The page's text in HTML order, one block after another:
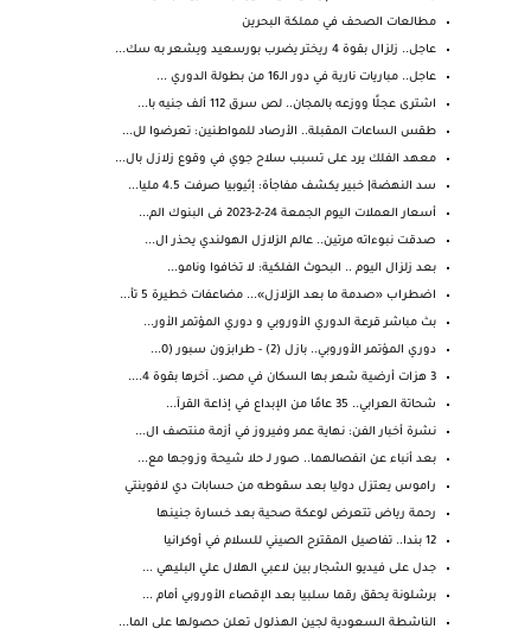
مطالعات الصحف في مملكة البحرين
عاجل.. زلزال بقوة 4 ريختر يضرب بورسعيد ويشعر به سك...
عاجل.. مباريات نارية في دور الـ16 من بطولة الدوري ...
اشترى عجلًا ووزعه بالمجان.. لص سرق 112 ألف جنيه با...
طقس الساعات المقبلة.. الأرصاد للمواطنين: تعرضوا لل...
معهد الفلك يرد على تسبب سلاح جوي في وقوع زلازل بال...
سد النهضة| خبير يكشف مفاجأة: إثيوبيا صرفت 4.5 مليا...
أسعار العملات اليوم الجمعة 24-2-2023 فى البنوك الم...
صدقت نبوءاته مرتين.. عالم الزلازل الهولندي يحذر ال...
بعد زلزال اليوم .. البحوث الفلكية: لا تخافوا ونامو...
اضطراب «صدمة ما بعد الزلازل»... مضاعفات خطيرة 5 تأ...
بث مباشر قرعة الدوري الأوروبي و دوري المؤتمر الأور...
دوري المؤتمر الأوروبي.. بازل (2) - طرابزون سبور (0...
3 هزات أرضية شعر بها السكان في مصر.. آخرها بقوة 4....
شحاتة العرابي.. 35 عامًا من الإبداع في إذاعة القرآ...
نشرة أخبار الفن: نهاية عمر وفيروز في أزمة منتصف ال...
بعد أنباء عن انفصالهما.. صور لـ حلا شيحة وزوجها مع...
راموس يعتزل دوليا بعد سقوطه من حسابات دي لافوينتي
رحمة رياض تتعرض لوعكة صحية بعد خسارة جنينها
12 بندا.. تفاصيل المقترح الصيني للسلام في أوكرانيا
جدل على فيديو الشجار بين لاعبي الهلال علي البليهي ...
برشلونة يحقق رقما سلبيا بعد الإقصاء الأوروبي أمام ...
الناشطة السعودية لجين الهذلول تعلن حصولها على الما...